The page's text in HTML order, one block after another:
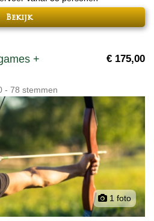
Bekijk
+
€ 175,00
- 78 stemmen
1 foto